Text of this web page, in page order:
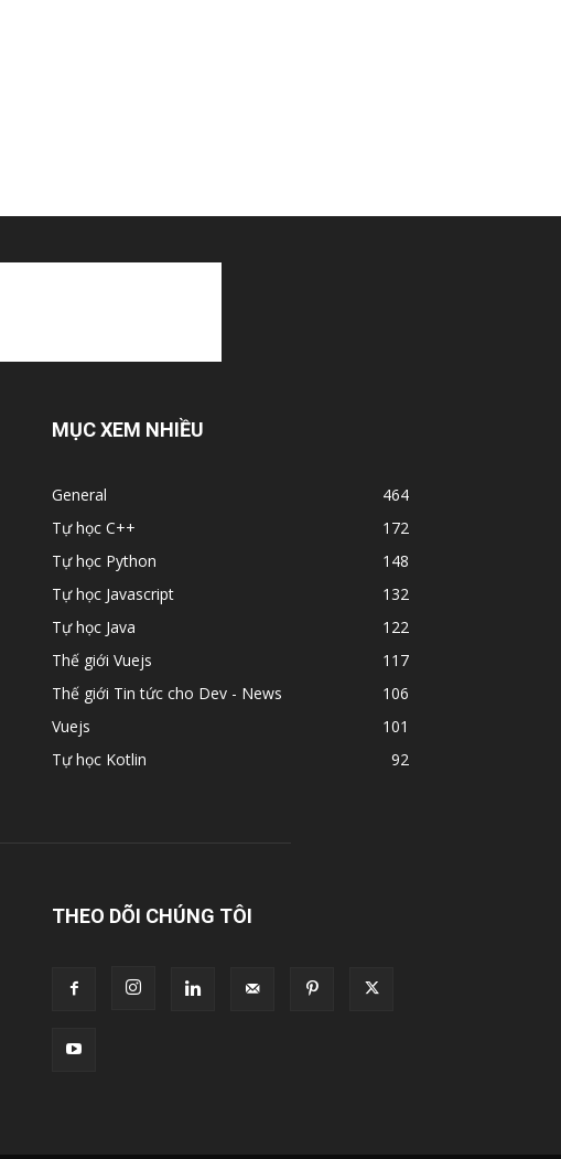
MỤC XEM NHIỀU
General
464
Tự học C++
172
Tự học Python
148
Tự học Javascript
132
Tự học Java
122
Thế giới Vuejs
117
Thế giới Tin tức cho Dev - News
106
Vuejs
101
Tự học Kotlin
92
THEO DÕI CHÚNG TÔI